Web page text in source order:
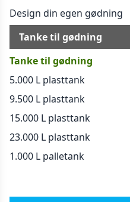
Design din egen gødning
Tanke til gødning
Tanke til gødning
5.000 L plasttank
9.500 L plasttank
15.000 L plasttank
23.000 L plasttank
1.000 L palletank